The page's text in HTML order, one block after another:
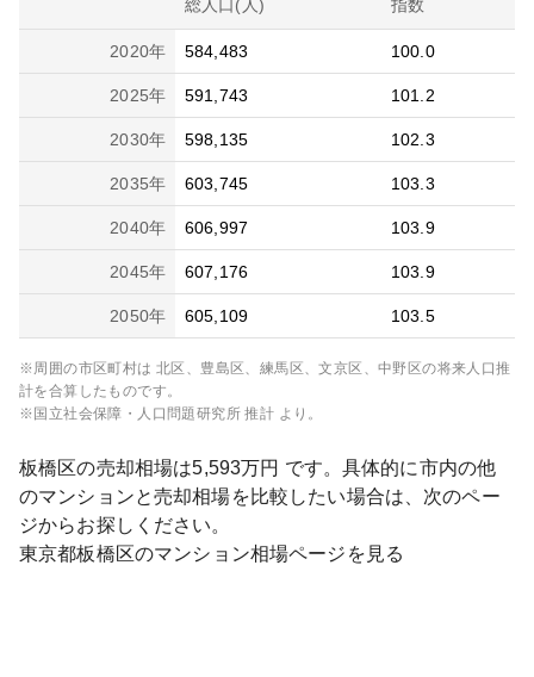
総人口(人) 指数
2020年 584,483 100.0
2025年 591,743 101.2
2030年 598,135 102.3
2035年 603,745 103.3
2040年 606,997 103.9
2045年 607,176 103.9
2050年 605,109 103.5
※周囲の市区町村は 北区、豊島区、練馬区、文京区、中野区の将来人口推
計を合算したものです。
※国立社会保障・人口問題研究所 推計 より。
板橋区の売却相場は5,593万円 です。具体的に市内の他
のマンションと売却相場を比較したい場合は、次のペー
ジからお探しください。
東京都板橋区のマンション相場ページを見る